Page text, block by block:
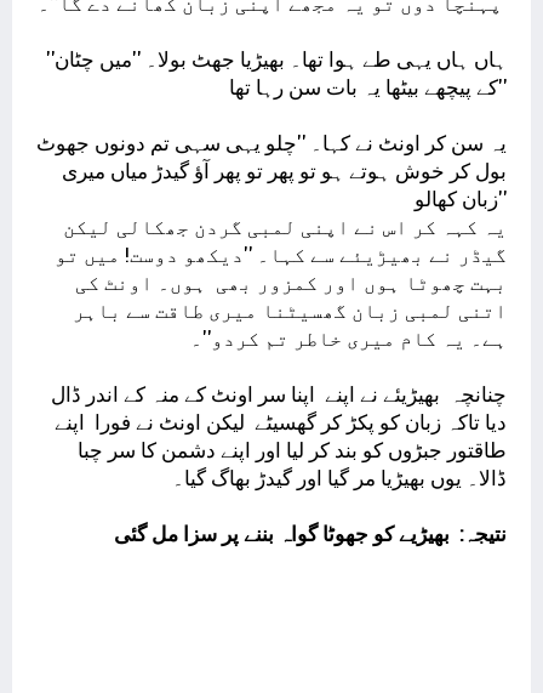
''ہاں ہاں یہی طے ہوا تھا۔ بھیڑیا جھٹ بولا۔ ''میں چٹان
کے پیچھے بیٹھا یہ بات سن رہا تھا''
یہ سن کر اونٹ نے کہا۔ ''چلو یہی سہی تم دونوں جھوٹ
بول کر خوش ہوتے ہو تو پھر تو پھر آؤ گیدڑ میاں میری
زبان کھالو''
یہ کہہ کر اس نے اپنی لمبی گردن جھکالی لیکن
گیڈر نے بھیڑیئے سے کہا۔ ''دیکھو دوست! میں تو
بہت چھوٹا ہوں اور کمزور بھی ہوں۔ اونٹ کی
اتنی لمبی زبان گھسیٹنا میری طاقت سے باہر
ہے۔ یہ کام میری خاطر تم کردو''۔
چنانچہ بھیڑیئے نے اپنے اپنا سر اونٹ کے منہ کے اندر ڈال
دیا تاکہ زبان کو پکڑ کر گھسیٹے لیکن اونٹ نے فورا اپنے
طاقتور جبڑوں کو بند کر لیا اور اپنے دشمن کا سر چبا
ڈالا۔ یوں بھیڑیا مر گیا اور گیدڑ بھاگ گیا۔
نتیجہ: بھیڑیے کو جھوٹا گواہ بننے پر سزا مل گئی